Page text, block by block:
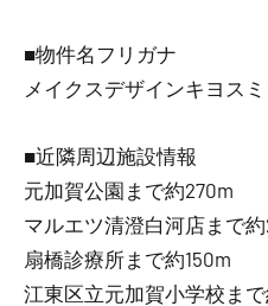
■物件名フリガナ
メイクスデザインキヨス
■近隣周辺施設情報
元加賀公園まで約270m
マルエツ清澄白河店まで
扇橋診療所まで約150m
江東区立元加賀小学校ま